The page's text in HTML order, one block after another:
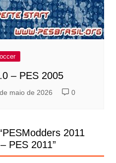
– PES 2005
maio de 2026 0
PESModders 2011
PES 2011”